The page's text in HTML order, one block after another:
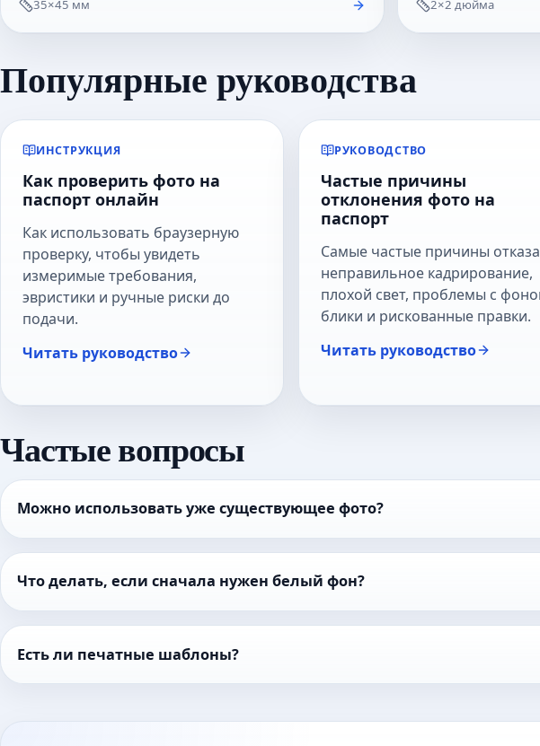
35×45 мм 2×2 дюйма
Популярные руководства
ИНСТРУКЦИЯ
Как проверить фото на
паспорт онлайн
Как использовать браузерную
проверку, чтобы увидеть
измеримые требования,
эвристики и ручные риски до
подачи.
Читать руководство
РУКОВОДСТВО
Частые причины
отклонения фото на
паспорт
Самые частые причины
неправильное кадрирование,
плохой свет, проблемы с
блики и рискованные правки.
Читать руководство
Частые вопросы
Можно использовать уже существующее фото?
Что делать, если сначала нужен белый фон?
Есть ли печатные шаблоны?